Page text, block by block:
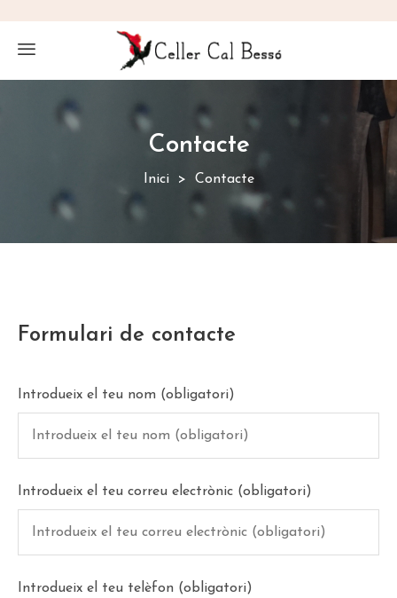
Contacte
Inici Contacte
Formulari de contacte
Introdueix el teu nom (obligatori)
Introdueix el teu correu electrònic (obligatori)
Introdueix el teu telèfon (obligatori)